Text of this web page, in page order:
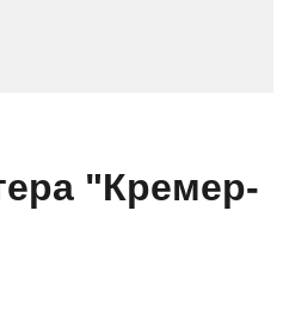
"Кремер-